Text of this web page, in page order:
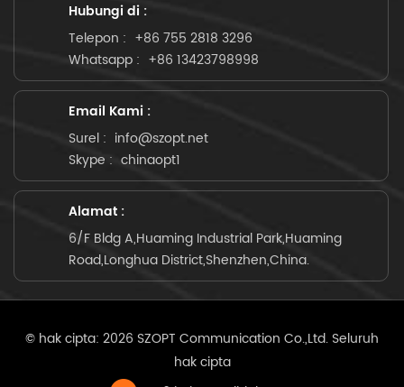
Hubungi di :
Telepon : +86 755 2818 3296
Whatsapp : +86 13423798998
Email Kami :
Surel : info@szopt.net
Skype : chinaopt1
Alamat :
6/F Bldg A,Huaming Industrial Park,Huaming
Road,Longhua District,Shenzhen,China.
© hak cipta: 2026 SZOPT Communication Co.,Ltd. Seluruh
hak cipta